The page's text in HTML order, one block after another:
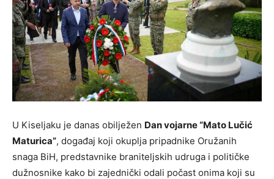
U Kiseljaku je danas obilježen Dan vojarne “Mato Lučić
Maturica”, događaj koji okuplja pripadnike Oružanih
snaga BiH, predstavnike braniteljskih udruga i političke
dužnosnike kako bi zajednički odali počast onima koji su